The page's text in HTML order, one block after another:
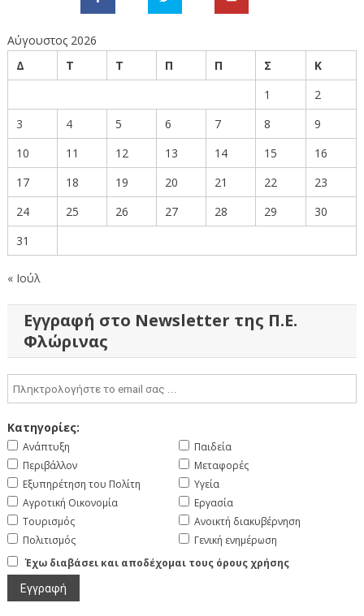
Αύγουστος 2026
Δ
Τ Τ Π Π Σ
Κ
1
2
3
4 5 6 7 8
9
10
11 12 13 14 15
16
17
18 19 20 21 22
23
24
25 26 27 28 29
30
31
« Ιούλ
Εγγραφή στο Newsletter της Π.Ε.
Φλώρινας
Κατηγορίες:
Ανάπτυξη
Περιβάλλον
Εξυπηρέτηση του Πολίτη
Αγροτική Οικονομία
Τουρισμός
Πολιτισμός
Παιδεία
Μεταφορές
Υγεία
Εργασία
Ανοικτή διακυβέρνηση
Γενική ενημέρωση
Έχω διαβάσει και αποδέχομαι τους όρους χρήσης